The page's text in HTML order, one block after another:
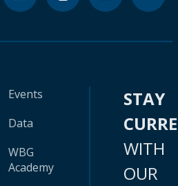
Events
Data
WBG
Academy
STAY
WITH
OUR